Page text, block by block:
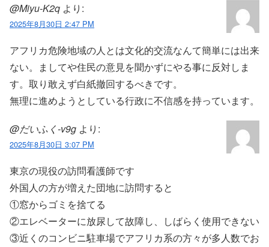
@Miyu-K2q より:
2025年8月30日 2:47 PM
アフリカ危険地域の人とは文化的交流なんて簡単には出来
ない。ましてや住民の意見を聞かずにやる事に反対しま
す。取り敢えず白紙撤回するべきです。
無理に進めようとしている行政に不信感を持っています。
@だいふく-v9g より:
2025年8月30日 3:07 PM
東京の現役の訪問看護師です
外国人の方が増えた団地に訪問すると
①窓からゴミを捨てる
②エレベーターに放尿して故障し、しばらく使用できない
③近くのコンビニ駐車場でアフリカ系の方々が多人数でお